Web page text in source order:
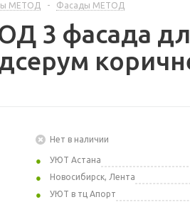
МЕТОД - Фасады МЕТОД
3 фасада
Нет в наличии
УЮТ Астана
Новосибирск, Лента
УЮТ в тц Апорт